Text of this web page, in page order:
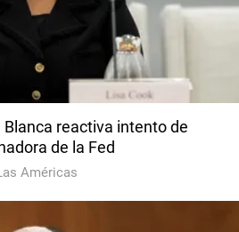
Blanca reactiva intento de
de la Fed
Américas